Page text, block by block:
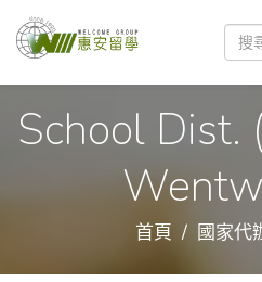
School Dist.
首頁 國家代